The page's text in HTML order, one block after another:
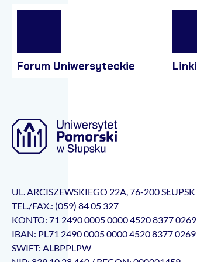
Forum Uniwersyteckie Linki
UL. ARCISZEWSKIEGO 22A, 76-200 SŁUPSK
TEL./FAX.: (059) 84 05 327
KONTO: 71 2490 0005 0000 4520 8377 0269
IBAN: PL71 2490 0005 0000 4520 8377 0269
SWIFT: ALBPPLPW